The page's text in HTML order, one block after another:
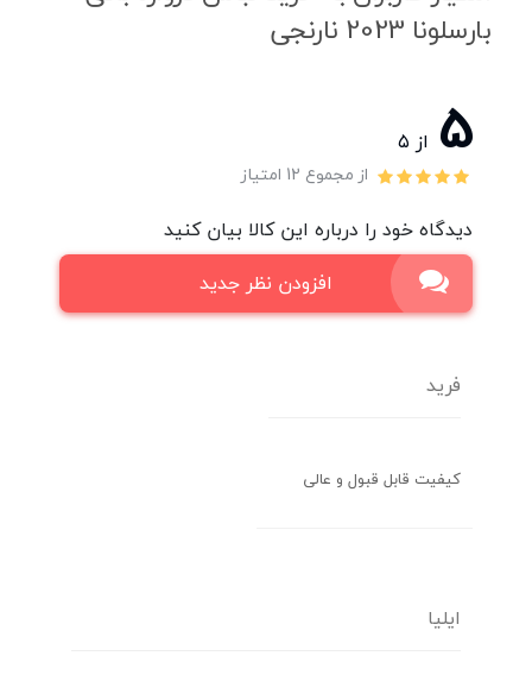
بارسلونا 2023 نارنجی
5 از ۵
از مجموع 12 امتیاز
دیدگاه خود را درباره این کالا بیان کنید
افزودن نظر جدید
فرید
کیفیت قابل قبول و عالی
ایلیا